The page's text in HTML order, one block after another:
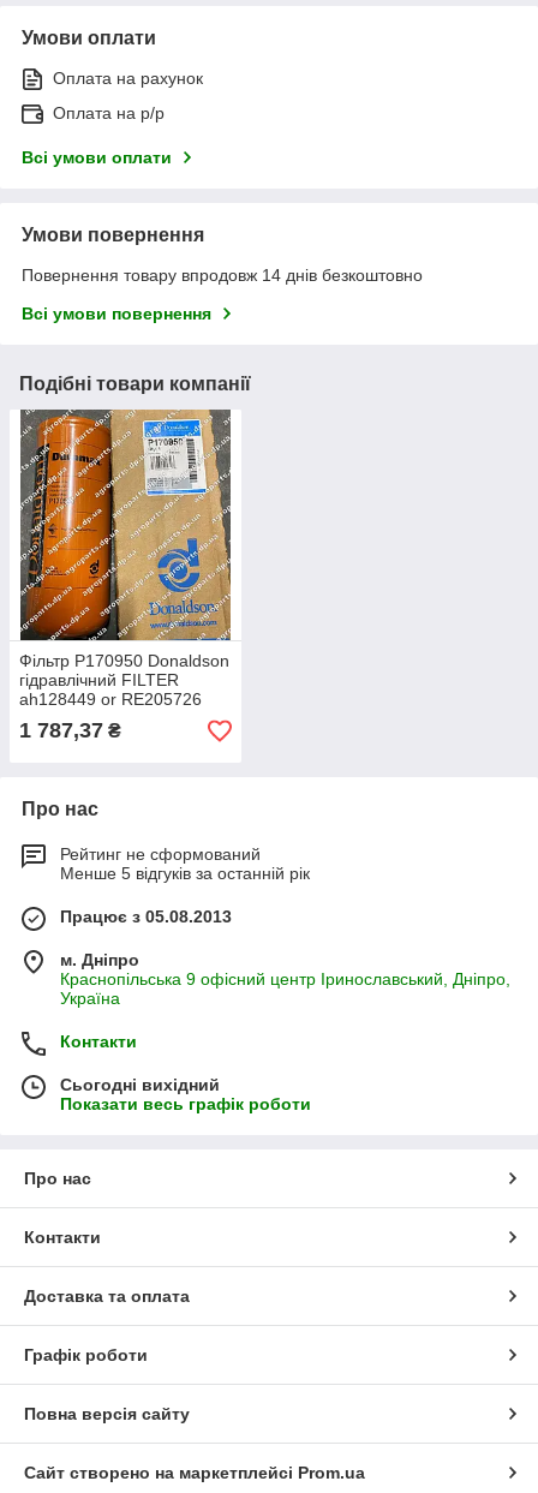
Умови оплати
Оплата на рахунок
Оплата на р/р
Всі умови оплати
Умови повернення
Повернення товару впродовж 14 днів безкоштовно
Всі умови повернення
Подібні товари компанії
Фільтр P170950 Donaldson
гідравлічний FILTER
ah128449 or RE205726
1 787,37 ₴
Про нас
Рейтинг не сформований
Менше 5 відгуків за останній рік
Працює з 05.08.2013
м. Дніпро
Краснопільська 9 офісний центр Іринославський, Дніпро,
Україна
Контакти
Сьогодні вихідний
Показати весь графік роботи
Про нас
Контакти
Доставка та оплата
Графік роботи
Повна версія сайту
Сайт створено на маркетплейсі Prom.ua